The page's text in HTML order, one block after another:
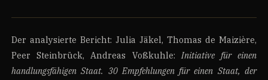
Der analysierte Bericht: Julia Jäkel, Thomas de Maizière,
Peer Steinbrück, Andreas Voßkuhle:Initiative für einen
handlungsfähigen Staat. 30 Empfehlungen für einen Staat, der